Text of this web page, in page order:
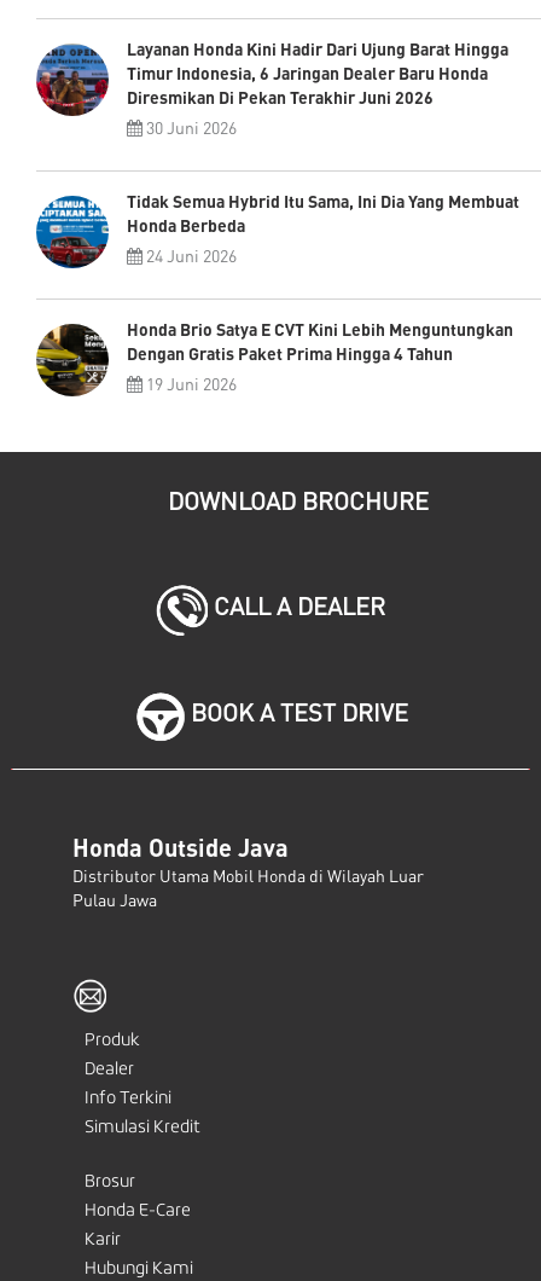
Layanan Honda Kini Hadir Dari Ujung Barat Hingga
Timur Indonesia, 6 Jaringan Dealer Baru Honda
Diresmikan Di Pekan Terakhir Juni 2026
30 Juni 2026
Tidak Semua Hybrid Itu Sama, Ini Dia Yang Membuat
Honda Berbeda
24 Juni 2026
Honda Brio Satya E CVT Kini Lebih Menguntungkan
Dengan Gratis Paket Prima Hingga 4 Tahun
19 Juni 2026
DOWNLOAD BROCHURE
CALL A DEALER
BOOK A TEST DRIVE
Honda Outside Java
Distributor Utama Mobil Honda di Wilayah Luar
Pulau Jawa
Produk
Dealer
Info Terkini
Simulasi Kredit
Brosur
Honda E-Care
Karir
Hubungi Kami